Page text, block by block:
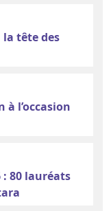
tête des
à l’occasion
: 80 lauréats